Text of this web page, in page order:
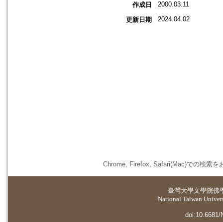
作成日 2000.03.11
更新日期 2024.04.02
Chrome, Firefox, Safari(Mac)での検索を
臺灣大學文學院佛
National Taiwan
doi:10.6681/